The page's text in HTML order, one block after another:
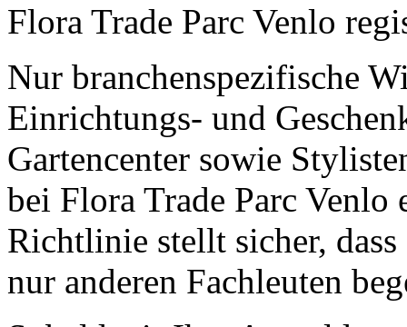
Flora Trade Parc Venlo
Nur branchenspezifische
Einrichtungs- und
Gartencenter sowie
bei Flora Trade Parc Venlo
Richtlinie stellt sicher,
nur anderen Fachleuten